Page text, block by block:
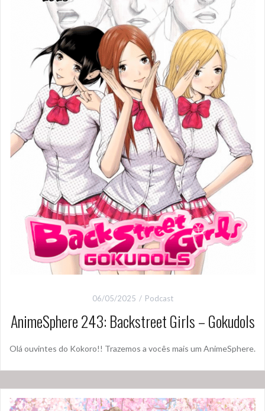
06/05/2025 Podcast
AnimeSphere 243: Backstreet Girls – Gokudols
Olá ouvintes do Kokoro!! Trazemos a vocês mais um AnimeSphere.